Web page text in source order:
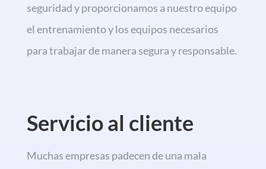
seguridad y proporcionamos a nuestro equipo
el entrenamiento y los equipos necesarios
para trabajar de manera segura y responsable.
Servicio al cliente
Muchas empresas padecen de una mala